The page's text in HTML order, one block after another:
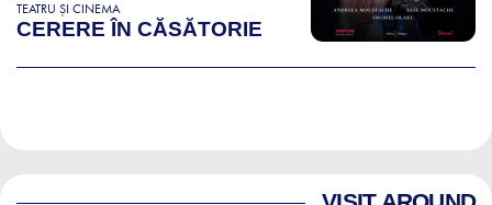
TEATRU ȘI CINEMA
CERERE ÎN CĂSĂTORIE